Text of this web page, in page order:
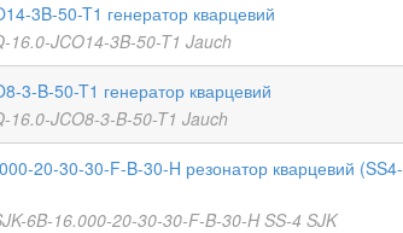
3B-50-T1 генератор кварцевий
16.0-JCO14-3B-50-T1 Jauch
3-B-50-T1 генератор кварцевий
16.0-JCO8-3-B-50-T1 Jauch
20-30-30-F-B-30-H резонатор кварцевий (SS4-
6B-16.000-20-30-30-F-B-30-H SS-4 SJK